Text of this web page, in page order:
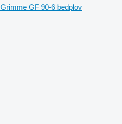
Grimme GF 90-6 bedplov